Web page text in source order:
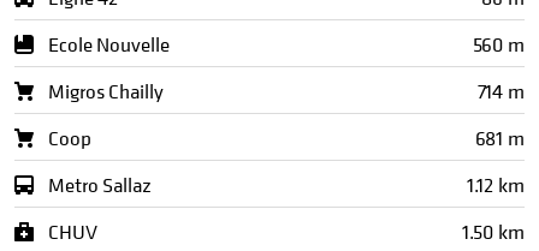
Ecole Nouvelle
560 m
Migros Chailly
714 m
Coop
681 m
Metro Sallaz
1.12 km
CHUV
1.50 km